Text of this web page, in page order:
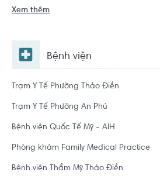
Xem thêm
Bệnh viện
Trạm Y Tế Phường Thảo Điền
Trạm Y Tế Phường An Phú
Bệnh viện Quốc Tế Mỹ - AIH
Phòng khám Family Medical Practice
Bệnh viện Thẩm Mỹ Thảo Điền